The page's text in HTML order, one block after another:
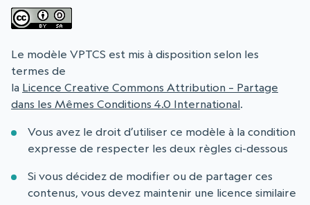
Le modèle VPTCS est mis à disposition selon les
termes de
la Licence Creative Commons Attribution – Partage
dans les Mêmes Conditions 4.0 International.
Vous avez le droit d’utiliser ce modèle à la condition
expresse de respecter les deux règles ci-dessous
Si vous décidez de modifier ou de partager ces
contenus, vous devez maintenir une licence similaire